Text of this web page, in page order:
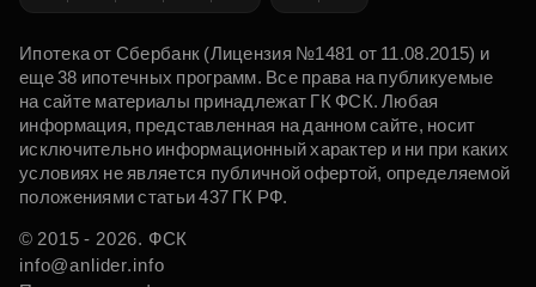
Ипотека от Сбербанк (Лицензия №1481 от 11.08.2015) и
еще 38 ипотечных программ. Все права на публикуемые
на сайте материалы принадлежат ГК ФСК. Любая
информация, представленная на данном сайте, носит
исключительно информационный характер и ни при каких
условиях не является публичной офертой, определяемой
положениями статьи 437 ГК РФ.
© 2015 - 2026. ФСК
info@anlider.info